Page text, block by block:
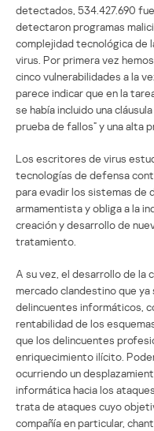
detectados, 534.427.690
detectaron programas
complejidad tecnológica de
virus. Por primera vez
cinco vulnerabilidades a la
parece indicar que en la
se había incluido una
prueba de fallos” y una alta
Los escritores de virus
tecnologías de defensa
para evadir los sistemas de
armamentista y obliga a la
creación y desarrollo de
tratamiento.
A su vez, el desarrollo de la
mercado clandestino que
delincuentes informáticos,
rentabilidad de los
que los delincuentes
enriquecimiento ilícito.
ocurriendo un
informática hacia los
trata de ataques cuyo
compañía en particular,